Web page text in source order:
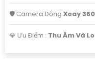
🛡 Camera Dòng Xoay
️💎 Ưu Điểm : Thu Âm Và